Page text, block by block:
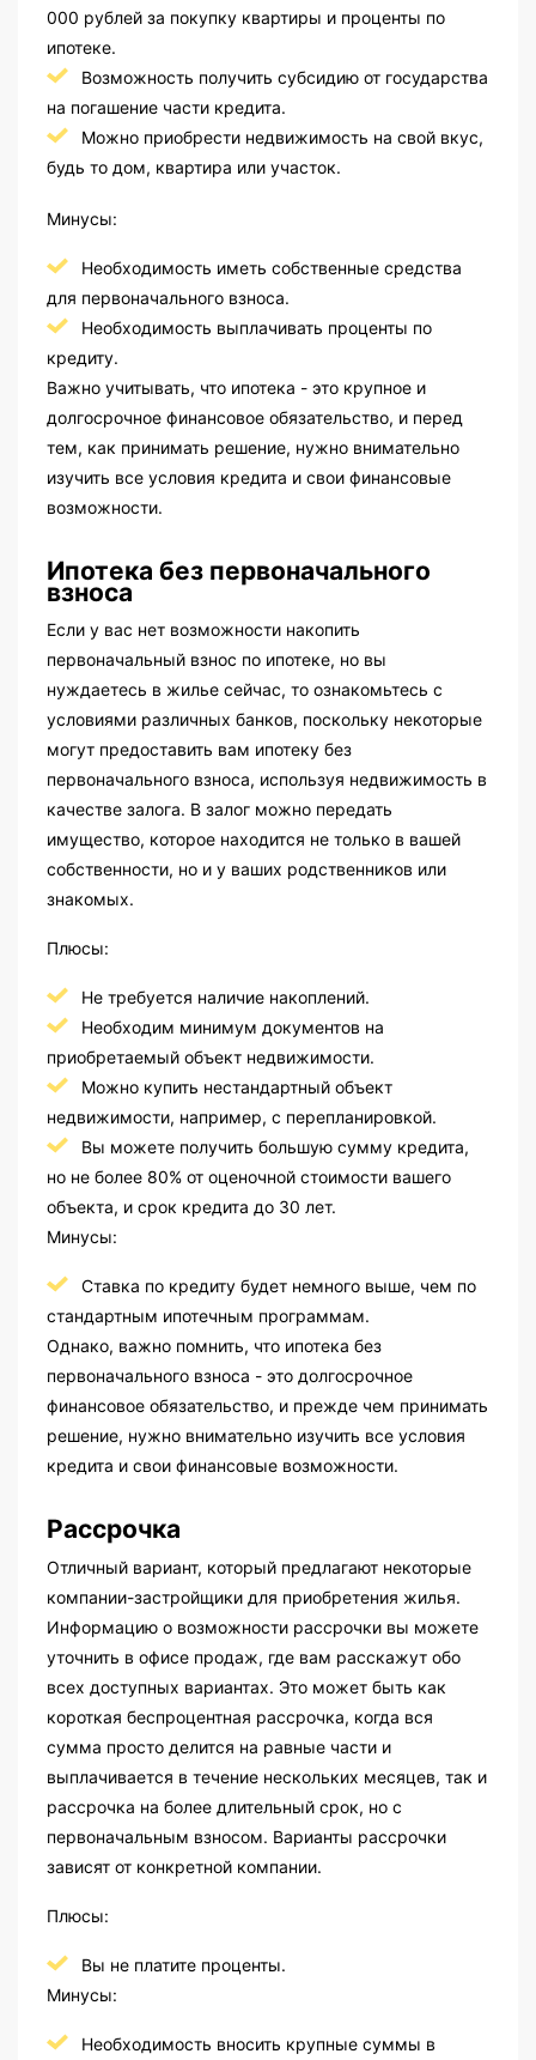
000 рублей за покупку квартиры и проценты по
ипотеке.
Возможность получить субсидию от государства
на погашение части кредита.
Можно приобрести недвижимость на свой вкус,
будь то дом, квартира или участок.
Минусы:
Необходимость иметь собственные средства
для первоначального взноса.
Необходимость выплачивать проценты по
кредиту.
Важно учитывать, что ипотека - это крупное и
долгосрочное финансовое обязательство, и перед
тем, как принимать решение, нужно внимательно
изучить все условия кредита и свои финансовые
возможности.
Ипотека без первоначального
взноса
Если у вас нет возможности накопить
первоначальный взнос по ипотеке, но вы
нуждаетесь в жилье сейчас, то ознакомьтесь с
условиями различных банков, поскольку некоторые
могут предоставить вам ипотеку без
первоначального взноса, используя недвижимость в
качестве залога. В залог можно передать
имущество, которое находится не только в вашей
собственности, но и у ваших родственников или
знакомых.
Плюсы:
Не требуется наличие накоплений.
Необходим минимум документов на
приобретаемый объект недвижимости.
Можно купить нестандартный объект
недвижимости, например, с перепланировкой.
Вы можете получить большую сумму кредита,
но не более 80% от оценочной стоимости вашего
объекта, и срок кредита до 30 лет.
Минусы:
Ставка по кредиту будет немного выше, чем по
стандартным ипотечным программам.
Однако, важно помнить, что ипотека без
первоначального взноса - это долгосрочное
финансовое обязательство, и прежде чем принимать
решение, нужно внимательно изучить все условия
кредита и свои финансовые возможности.
Рассрочка
Отличный вариант, который предлагают некоторые
компании-застройщики для приобретения жилья.
Информацию о возможности рассрочки вы можете
уточнить в офисе продаж, где вам расскажут обо
всех доступных вариантах. Это может быть как
короткая беспроцентная рассрочка, когда вся
сумма просто делится на равные части и
выплачивается в течение нескольких месяцев, так и
рассрочка на более длительный срок, но с
первоначальным взносом. Варианты рассрочки
зависят от конкретной компании.
Плюсы:
Вы не платите проценты.
Минусы:
Необходимость вносить крупные суммы в